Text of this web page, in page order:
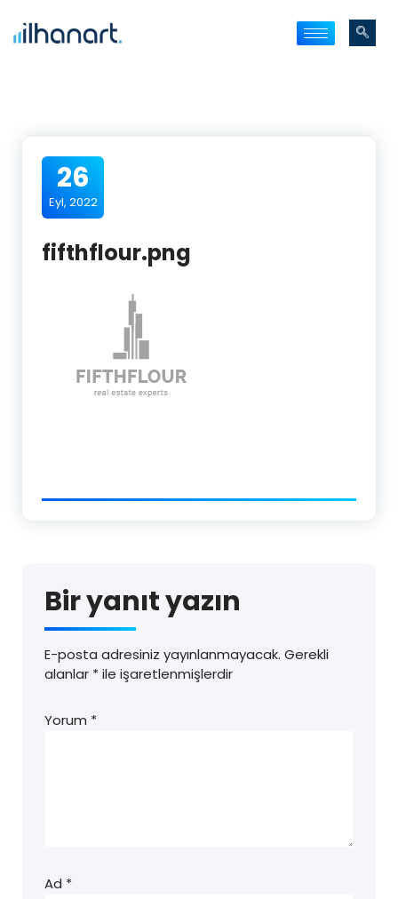
26
Eyl, 2022
fifthflour.png
Bir yanıt yazın
E-posta adresiniz yayınlanmayacak. Gerekli
alanlar *ile işaretlenmişlerdir
Yorum *
Ad *